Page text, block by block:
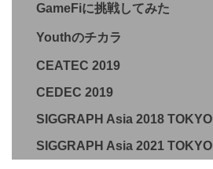
GameFiに挑戦してみた
Youthのチカラ
CEATEC 2019
CEDEC 2019
SIGGRAPH Asia 2018 TOKYO
SIGGRAPH Asia 2021 TOKYO